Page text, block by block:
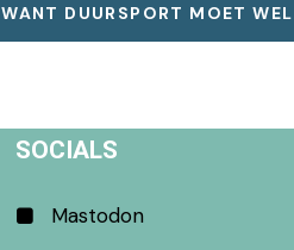
WANT DUURSPORT MOET
SOCIALS
Mastodon